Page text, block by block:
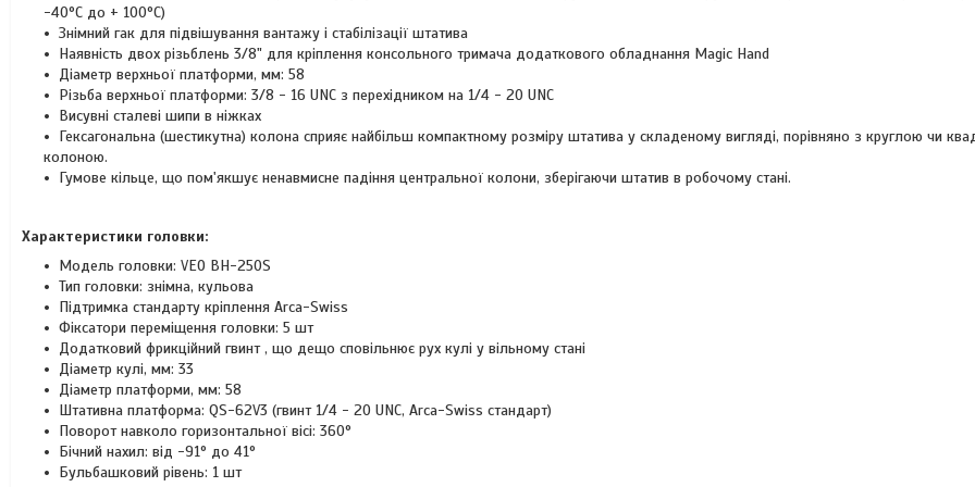
-40°С до + 100°С)
Знімний гак для підвішування вантажу і стабілізації штатива
Наявність двох різьблень 3/8" для кріплення консольного тримача додаткового обладнання Magic Hand
Діаметр верхньої платформи, мм: 58
Різьба верхньої платформи: 3/8 - 16 UNC з перехідником на 1/4 - 20 UNC
Висувні сталеві шипи в ніжках
Гексагональна (шестикутна) колона сприяє найбільш компактному розміру штатива у складеному вигляді, порівняно з круглою чи
колоною.
Гумове кільце, що пом'якшує ненавмисне падіння центральної колони, зберігаючи штатив в робочому стані.
Характеристики головки:
Модель головки: VEO BH-250S
Тип головки: знімна, кульова
Підтримка стандарту кріплення Arca-Swiss
Фіксатори переміщення головки: 5 шт
Додатковий фрикційний гвинт , що дещо сповільнює рух кулі у вільному стані
Діаметр кулі, мм: 33
Діаметр платформи, мм: 58
Штативна платформа: QS-62V3 (гвинт 1/4 - 20 UNC, Arca-Swiss стандарт)
Поворот навколо горизонтальної вісі: 360°
Бічний нахил: від -91° до 41°
Бульбашковий рівень: 1 шт